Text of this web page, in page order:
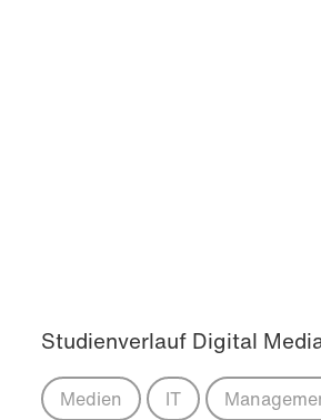
Studienverlauf Digital
Medien IT